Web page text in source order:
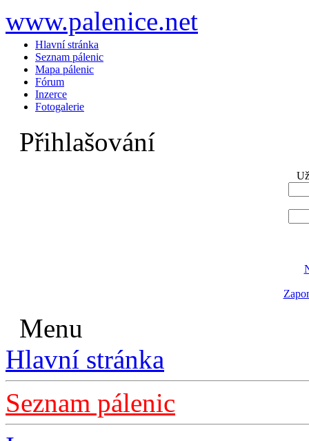
www.palenice.net
Hlavní stránka
Seznam pálenic
Mapa pálenic
Fórum
Inzerce
Fotogalerie
Přihlašování
Menu
Hlavní stránka
Seznam pálenic